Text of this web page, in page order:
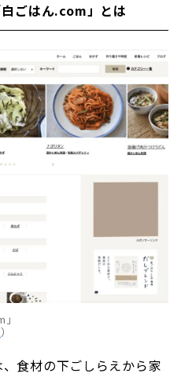
ごはん.com」とは
）
食材の下ごしらえから家